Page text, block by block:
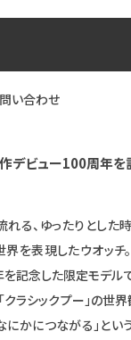
い合わせ
作デビュー100周年
る、ゆったりとした
界を表現したウオッチ
記念した限定モデルで
ラシックプー」の世界
かにつながる」という